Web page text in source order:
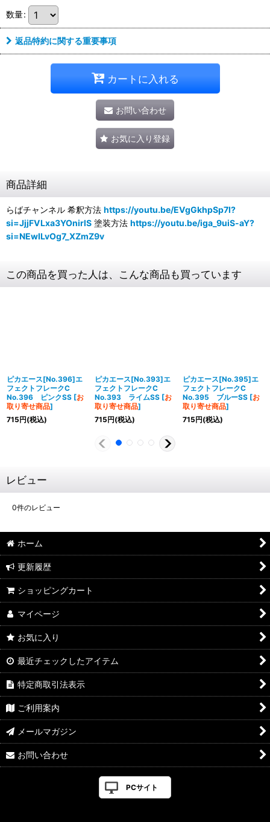
数量:
返品特約に関する重要事項
カートに入れる
お問い合わせ
お気に入り登録
商品詳細
らばチャンネル 希釈方法 https://youtu.be/EVgGkhpSp7I?
si=JjjFVLxa3YOnirlS 塗装方法 https://youtu.be/iga_9uiS-aY?
si=NEwILvOg7_XZmZ9v
この商品を買った人は、こんな商品も買っています
ピカエース[No.396]エ
フェクトフレークC
No.396 ピンクSS [お
取り寄せ商品]
715円(税込)
ピカエース[No.393]エ
フェクトフレークC
No.393 ライムSS [お
取り寄せ商品]
715円(税込)
ピカエース[No.395]エ
フェクトフレークC
No.395 ブルーSS [お
取り寄せ商品]
715円(税込)
レビュー
0件のレビュー
ホーム
更新履歴
ショッピングカート
マイページ
お気に入り
最近チェックしたアイテム
特定商取引法表示
ご利用案内
メールマガジン
お問い合わせ
PCサイト